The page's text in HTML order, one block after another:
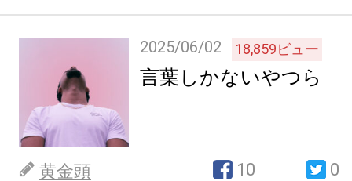
2025/06/02 18,859ビュー
言葉しかないやつら
黄金頭 10 0